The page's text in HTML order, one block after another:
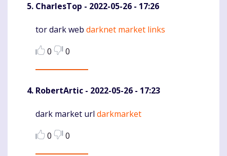
CharlesTop - 2022-05-26 - 17:26
Komentaras
tor dark web darknet market links
0
0
RobertArtic - 2022-05-26 - 17:23
Komentaras
dark market url darkmarket
0
0